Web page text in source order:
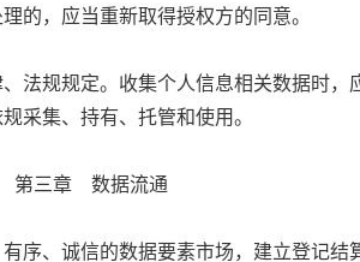
，应当重新取得授权方的同意。
规规定。收集个人信息相关数据时，
采集、持有、托管和使用。
第三章 数据流通
、诚信的数据要素市场，建立登记结